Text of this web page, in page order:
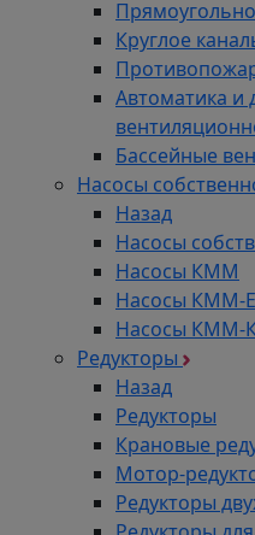
Круглое
Автоматика и
Бассейные
Насосы
Назад
Насосы
Насосы КММ
Насосы КММ-Е
Насосы КММ-
Редукторы
Назад
Редукторы
Крановые
Мотор-
Редукторы